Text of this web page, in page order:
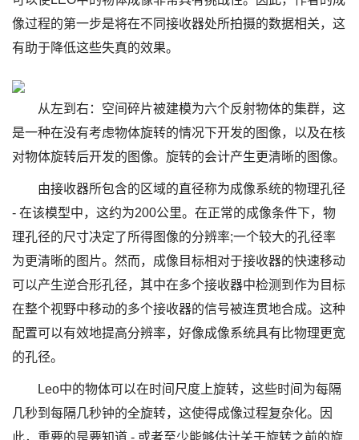
像过程的第一步是将在不同接收器处所拍摄的数据相关，这
有助于降低这些失真的效果。
从左到右：空间碎片被建模为六个反射物体的集群，这
是一种在没有考虑物体旋转的情况下开发的图像，以及在核
对物体旋转后开发的图像。旋转的会计产生更清晰的图像。
由接收器所包含的区域的直径称为成像系统的物理孔径
- 在该模型中，这约为200公里。在正常的成像条件下，物
理孔径的尺寸决定了所得图像的分辨率;一个较大的孔径率
为更清晰的图片。然而，成像目标相对于接收器的快速移动
可以产生逆合形孔径，其中在多个接收器中检测到作为目标
在整个视野中移动的多个接收器的信号被连贯地合成。这种
配置可以有效地提高分辨率，好像成像系统具有比物理更宽
的孔径。
Leo中的物体可以在时间尺度上旋转，这些时间为每隔
几秒到每隔几秒钟的全旋转，这使得成像过程复杂化。因
此，重要的是要知道 - 或者至少能够估计关于旋转之前的旋